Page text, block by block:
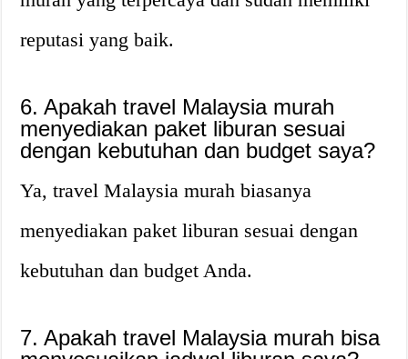
reputasi yang baik.
6. Apakah travel Malaysia murah
menyediakan paket liburan sesuai
dengan kebutuhan dan budget saya?
Ya, travel Malaysia murah biasanya
menyediakan paket liburan sesuai dengan
kebutuhan dan budget Anda.
7. Apakah travel Malaysia murah bisa